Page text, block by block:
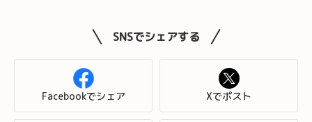
SNSでシェアする
Facebookでシェア Xでポスト